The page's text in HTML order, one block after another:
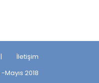
İletişim
-Mayıs 2018